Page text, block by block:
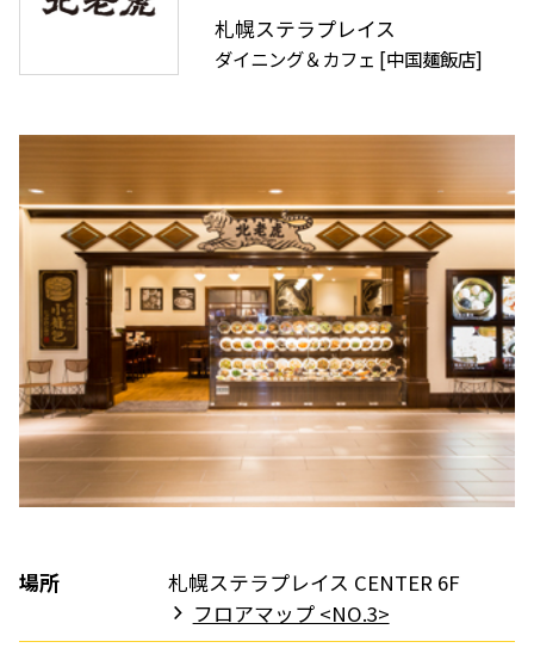
札幌ステラプレイス
ダイニング＆カフェ [中国麺飯店]
場所
札幌ステラプレイス CENTER 6F
フロアマップ <NO.3>